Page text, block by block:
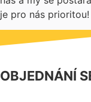
je pro nás prioritou!
OBJEDNÁNÍ